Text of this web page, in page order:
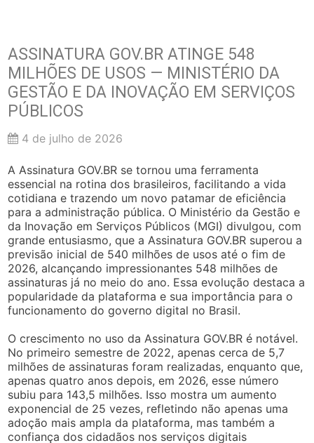
ASSINATURA GOV.BR ATINGE 548
MILHÕES DE USOS — MINISTÉRIO DA
GESTÃO E DA INOVAÇÃO EM SERVIÇOS
PÚBLICOS
4 de julho de 2026
A Assinatura GOV.BR se tornou uma ferramenta
essencial na rotina dos brasileiros, facilitando a vida
cotidiana e trazendo um novo patamar de eficiência
para a administração pública. O Ministério da Gestão e
da Inovação em Serviços Públicos (MGI) divulgou, com
grande entusiasmo, que a Assinatura GOV.BR superou a
previsão inicial de 540 milhões de usos até o fim de
2026, alcançando impressionantes 548 milhões de
assinaturas já no meio do ano. Essa evolução destaca a
popularidade da plataforma e sua importância para o
funcionamento do governo digital no Brasil.
O crescimento no uso da Assinatura GOV.BR é notável.
No primeiro semestre de 2022, apenas cerca de 5,7
milhões de assinaturas foram realizadas, enquanto que,
apenas quatro anos depois, em 2026, esse número
subiu para 143,5 milhões. Isso mostra um aumento
exponencial de 25 vezes, refletindo não apenas uma
adoção mais ampla da plataforma, mas também a
confiança dos cidadãos nos serviços digitais